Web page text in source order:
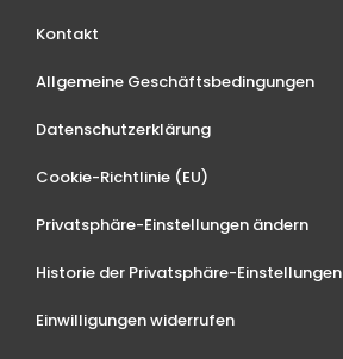
Kontakt
Allgemeine Geschäftsbedingungen
Datenschutzerklärung
Cookie-Richtlinie (EU)
Privatsphäre-Einstellungen ändern
Historie der Privatsphäre-Einstellungen
Einwilligungen widerrufen